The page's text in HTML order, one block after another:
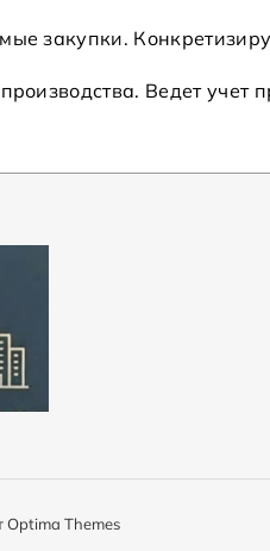
закупки.
Ведет учет
Optima Themes